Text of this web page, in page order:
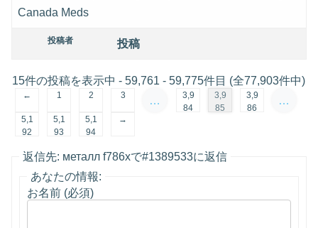
Canada Meds
投稿者 投稿
15件の投稿を表示中 - 59,761 - 59,775件目 (全77,903件中)
← 1 2 3 …
3,9
84
3,9
85
3,9
86
…
5,1
92
5,1
93
5,1
94
→
返信先: металл f786xで#1389533に返信
あなたの情報:
お名前 (必須)